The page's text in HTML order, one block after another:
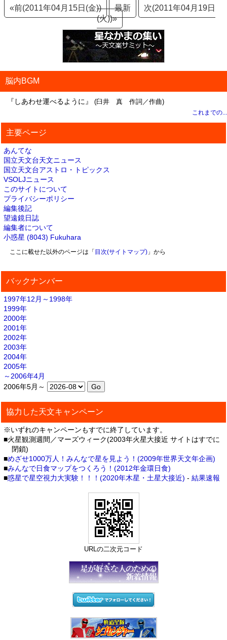
«前(2011年04月15日(金)) 最新
次(2011年04月19日
(火))»
脳内BGM
『しあわせ運べるように』 (臼井 真 作詞／作曲)
これまでの...
主要ページ
あんてな
国立天文台天文ニュース
国立天文台アストロ・トピックス
VSOLJニュース
このサイトについて
プライバシーポリシー
編集後記
望遠鏡日誌
編集者について
小惑星 (8043) Fukuhara
ここに載せた以外のページは「 目次(サイトマップ)」から
バックナンバー
1997年12月～1998年
1999年
2000年
2001年
2002年
2003年
2004年
2005年
～2006年4月
2006年5月～
協力した天文キャンペーン
※いずれのキャンペーンもすでに終了しています。
■火星観測週間／マーズウィーク(2003年火星大接近 サイトはすでに
閉鎖)
■めざせ1000万人！みんなで星を見よう！(2009年世界天文年企画)
■みんなで日食マップをつくろう！(2012年金環日食)
■惑星で星空視力大実験！！！(2020年木星・土星大接近) - 結果速報
URLの二次元コード